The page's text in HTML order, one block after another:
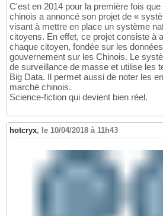
C'est en 2014 pour la première fois
chinois a annoncé son projet de «
visant à mettre en place un système
citoyens. En effet, ce projet consiste à
chaque citoyen, fondée sur les
gouvernement sur les Chinois. Le
de surveillance de masse et utilise les
Big Data. Il permet aussi de noter les
marché chinois.
Science-fiction qui devient bien réel.
hotcryx, le 10/04/2018 à 11h43